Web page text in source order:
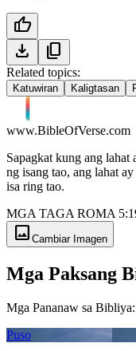
thumb_up
download
content_copy
Related topics:
Katuwiran Kaligtasan
www.BibleOfVerse.com
Sapagkat kung ang lahat
ng isang tao, ang lahat
isa ring tao.
MGA TAGA ROMA
image Cambiar Imagen
Mga Paksang
Mga Pananaw sa Bibliya:
Puso